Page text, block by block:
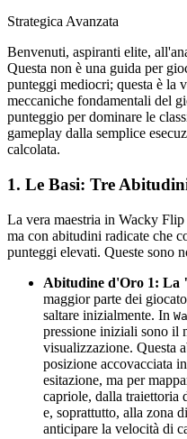
Strategica Avanzata
Benvenuti, aspiranti elite,
Questa non è una guida per
punteggi mediocri; questa è la
meccaniche fondamentali del
punteggio per dominare le
gameplay dalla semplice
calcolata.
1. Le Basi: Tre
La vera maestria in Wacky
ma con abitudini radicate che
punteggi elevati. Queste sono
Abitudine d'Oro 1: La
maggior parte dei
saltare inizialmente. In
pressione iniziali sono il
visualizzazione. Questa
posizione accovacciata
esitazione, ma per
capriole, dalla traiettoria
e, soprattutto, alla zona
anticipare la velocità di